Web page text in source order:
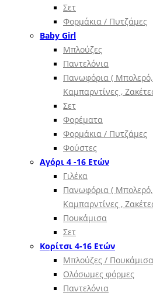
Σετ
Φορμάκια / Πυτζάμες
Baby Girl
Μπλούζες
Παντελόνια
Πανωφόρια (
Καμπαρντίνες ,
Σετ
Φορέματα
Φορμάκια / Πυτζάμες
Φούστες
Αγόρι 4 -16 Ετών
Γιλέκα
Πανωφόρια (
Καμπαρντίνες ,
Πουκάμισα
Σετ
Κορίτσι 4-16 Ετών
Μπλούζες / Πουκάμισα
Ολόσωμες φόρμες
Παντελόνια